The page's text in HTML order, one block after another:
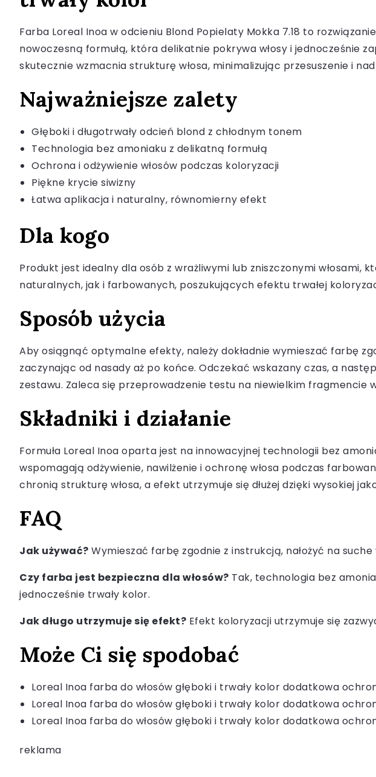
Farba Loreal Inoa w odcieniu Blond Popielaty Mokka 7.18 to
nowoczesną formułą, która delikatnie pokrywa włosy i jednocześnie
skutecznie wzmacnia strukturę włosa, minimalizując przesuszenie i
Najważniejsze zalety
Głęboki i długotrwały odcień blond z chłodnym tonem
Technologia bez amoniaku z delikatną formułą
Ochrona i odżywienie włosów podczas koloryzacji
Piękne krycie siwizny
Łatwa aplikacja i naturalny, równomierny efekt
Dla kogo
Produkt jest idealny dla osób z wrażliwymi lub zniszczonymi włosami,
naturalnych, jak i farbowanych, poszukujących efektu trwałej
Sposób użycia
Aby osiągnąć optymalne efekty, należy dokładnie wymieszać farbę
zaczynając od nasady aż po końce. Odczekać wskazany czas, a
zestawu. Zaleca się przeprowadzenie testu na niewielkim fragmencie
Składniki i działanie
Formuła Loreal Inoa oparta jest na innowacyjnej technologii bez
wspomagają odżywienie, nawilżenie i ochronę włosa podczas
chronią strukturę włosa, a efekt utrzymuje się dłużej dzięki wysokiej
FAQ
Jak używać? Wymieszać farbę zgodnie z instrukcją, nałożyć na
Czy farba jest bezpieczna dla włosów? Tak, technologia bez
jednocześnie trwały kolor.
Jak długo utrzymuje się efekt? Efekt koloryzacji utrzymuje się
Może Ci się spodobać
Loreal Inoa farba do włosów głęboki i trwały kolor dodatkowa
Loreal Inoa farba do włosów głęboki i trwały kolor dodatkowa
Loreal Inoa farba do włosów głęboki i trwały kolor dodatkowa
reklama